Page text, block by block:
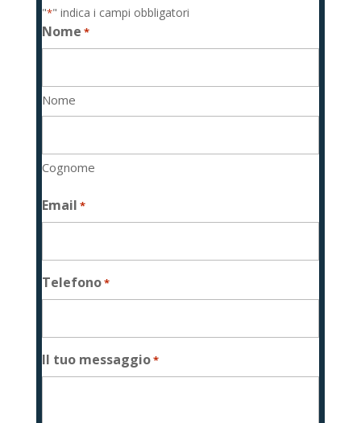
"*" indica i campi obbligatori
Nome *
Nome
Cognome
Email *
Telefono*
Il tuo messaggio*